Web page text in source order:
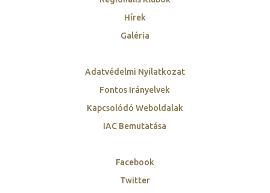
Hírek
Galéria
Adatvédelmi Nyilatkozat
Fontos Irányelvek
Kapcsolódó Weboldalak
IAC Bemutatása
Facebook
Twitter